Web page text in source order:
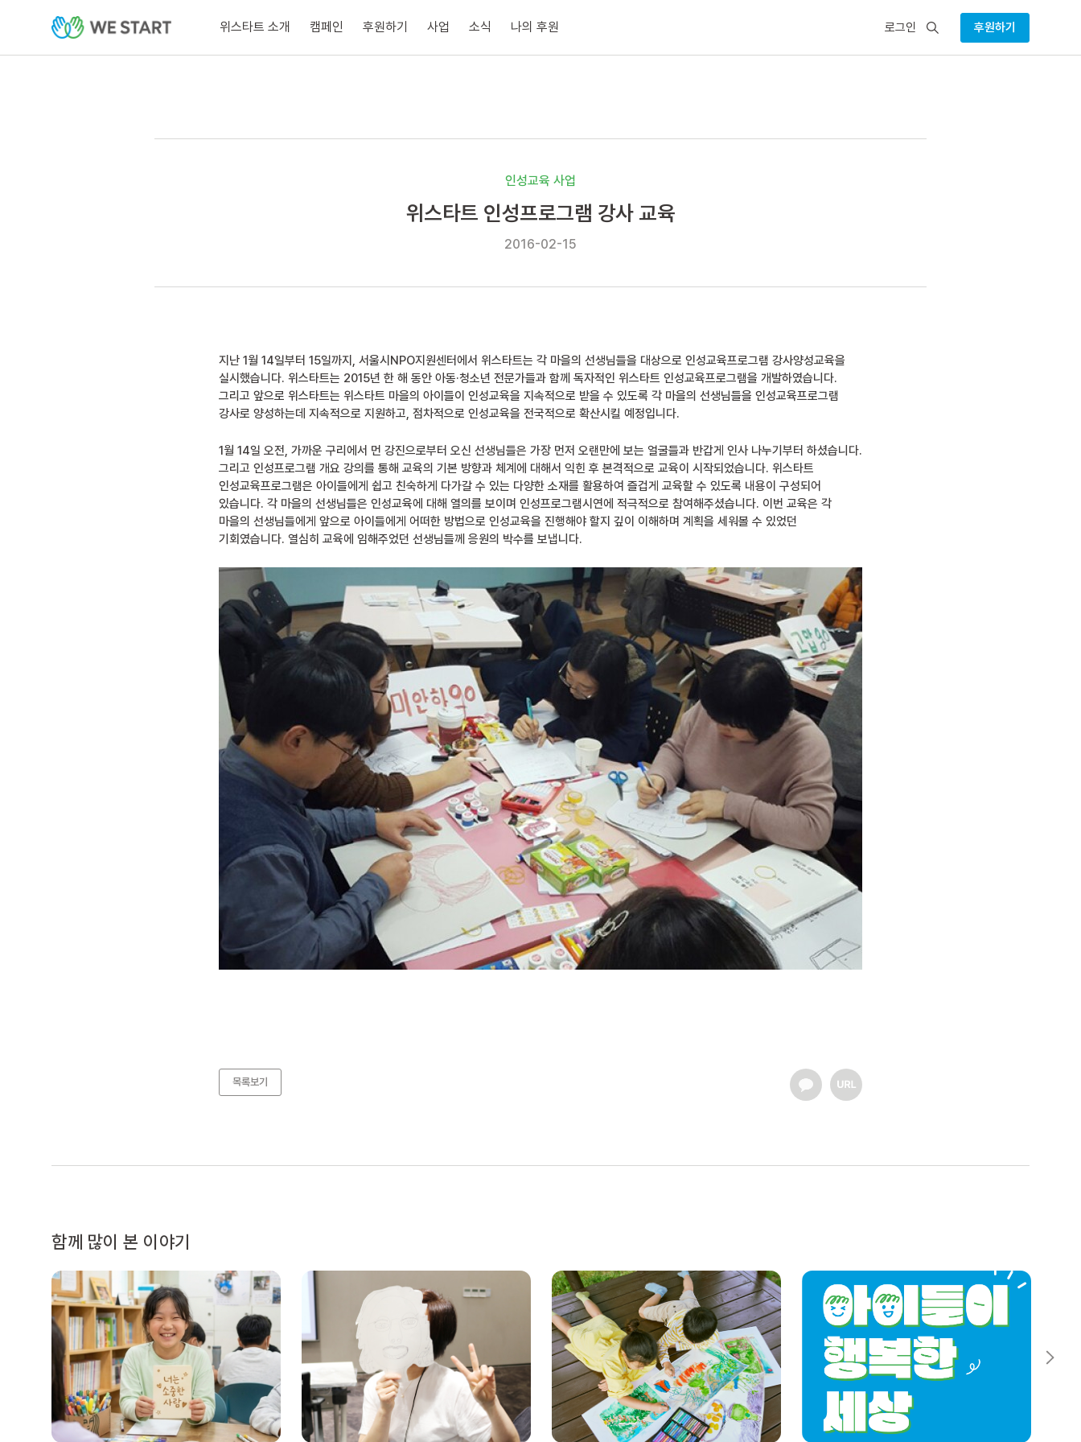
위스타트 소개 캠페인 후원하기 사업 소식 나의 후원 로그인
검
후원하기
인성교육 사업
위스타트 인성프로그램 강사 교육
2016-02-15
지난 1월 14일부터 15일까지, 서울시NPO지원센터에서 위스타트는 각 마을의 선생님들을 대상으로 인성교육프로그램 강사양성교육을
실시했습니다. 위스타트는 2015년 한 해 동안 아동·청소년 전문가들과 함께 독자적인 위스타트 인성교육프로그램을 개발하였습니다.
그리고 앞으로 위스타트는 위스타트 마을의 아이들이 인성교육을 지속적으로 받을 수 있도록 각 마을의 선생님들을 인성교육프로그램
강사로 양성하는데 지속적으로 지원하고, 점차적으로 인성교육을 전국적으로 확산시킬 예정입니다.
1월 14일 오전, 가까운 구리에서 먼 강진으로부터 오신 선생님들은 가장 먼저 오랜만에 보는 얼굴들과 반갑게 인사 나누기부터 하셨습니다.
그리고 인성프로그램 개요 강의를 통해 교육의 기본 방향과 체계에 대해서 익힌 후 본격적으로 교육이 시작되었습니다. 위스타트
인성교육프로그램은 아이들에게 쉽고 친숙하게 다가갈 수 있는 다양한 소재를 활용하여 즐겁게 교육할 수 있도록 내용이 구성되어
있습니다. 각 마을의 선생님들은 인성교육에 대해 열의를 보이며 인성프로그램시연에 적극적으로 참여해주셨습니다. 이번 교육은 각
마을의 선생님들에게 앞으로 아이들에게 어떠한 방법으로 인성교육을 진행해야 할지 깊이 이해하며 계획을 세워볼 수 있었던
기회였습니다. 열심히 교육에 임해주었던 선생님들께 응원의 박수를 보냅니다.
목록보기
함께 많이 본 이야기